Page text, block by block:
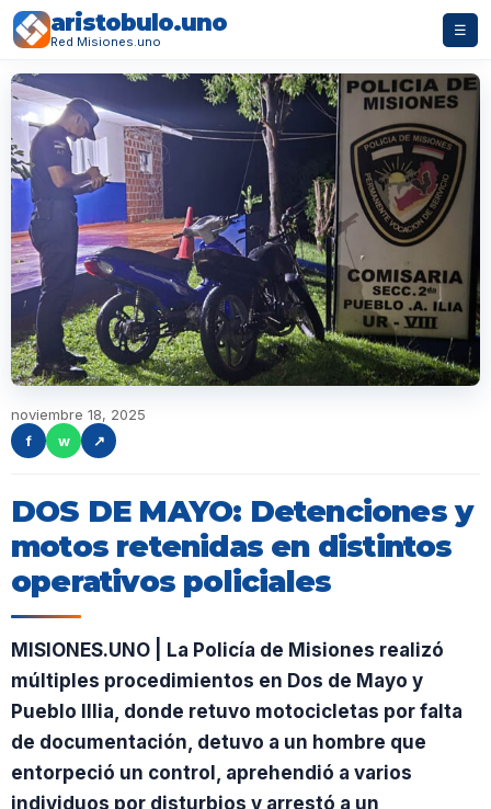
aristobulo.uno
Red Misiones.uno
☰
noviembre 18, 2025
f
w ↗
DOS DE MAYO: Detenciones y
motos retenidas en distintos
operativos policiales
MISIONES.UNO | La Policía de Misiones realizó
múltiples procedimientos en Dos de Mayo y
Pueblo Illia, donde retuvo motocicletas por falta
de documentación, detuvo a un hombre que
entorpeció un control, aprehendió a varios
individuos por disturbios y arrestó a un